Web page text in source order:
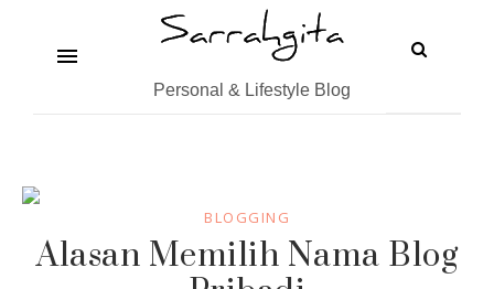
Personal & Lifestyle Blog
BLOGGING
Alasan Memilih Nama Blog